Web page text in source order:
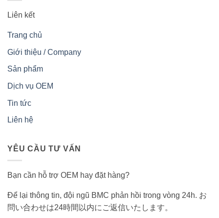
Liên kết
Trang chủ
Giới thiệu / Company
Sản phẩm
Dịch vụ OEM
Tin tức
Liên hệ
YÊU CẦU TƯ VẤN
Bạn cần hỗ trợ OEM hay đặt hàng?
Để lại thông tin, đội ngũ BMC phản hồi trong vòng 24h. お
問い合わせは24時間以内にご返信いたします。